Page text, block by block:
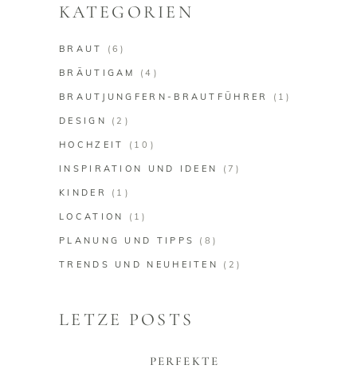
KATEGORIEN
BRAUT (6)
BRÄUTIGAM (4)
BRAUTJUNGFERN-BRAUTFÜHRER (1)
DESIGN (2)
HOCHZEIT (10)
INSPIRATION UND IDEEN (7)
KINDER (1)
LOCATION (1)
PLANUNG UND TIPPS (8)
TRENDS UND NEUHEITEN (2)
LETZE POSTS
PERFEKTE